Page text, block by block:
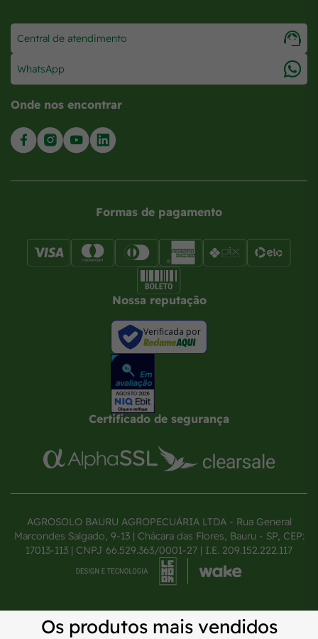
Central de atendimento
WhatsApp
Onde nos encontrar
Formas de pagamento
Nossa reputação
Verificada por
Certificado de segurança
AGROSOLO BAURU AGROPECUÁRIA LTDA - Rua General
Marcondes Salgado, 9-13 | Chácara das Flores, Bauru - SP, CEP:
17013-113 | CNPJ 66.529.363/0001-27 | I.E. 209.152.222.117